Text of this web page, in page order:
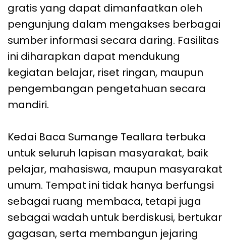
gratis yang dapat dimanfaatkan oleh
pengunjung dalam mengakses berbagai
sumber informasi secara daring. Fasilitas
ini diharapkan dapat mendukung
kegiatan belajar, riset ringan, maupun
pengembangan pengetahuan secara
mandiri.
Kedai Baca Sumange Teallara terbuka
untuk seluruh lapisan masyarakat, baik
pelajar, mahasiswa, maupun masyarakat
umum. Tempat ini tidak hanya berfungsi
sebagai ruang membaca, tetapi juga
sebagai wadah untuk berdiskusi, bertukar
gagasan, serta membangun jejaring